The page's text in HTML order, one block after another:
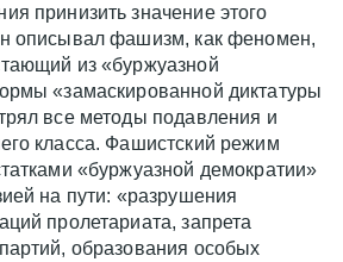
принизить значение этого
описывал фашизм, как феномен,
из «буржуазной
«замаскированной диктатуры
все методы подавления и
класса. Фашистский режим
«буржуазной демократии»
на пути: «разрушения
пролетариата, запрета
образования особых